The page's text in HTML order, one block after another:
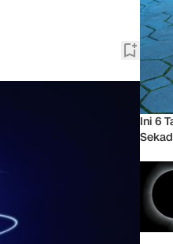
Ini 6